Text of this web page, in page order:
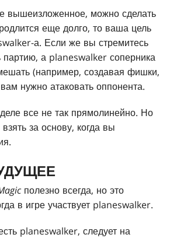
вышеизложенное, можно сделать
еще долго, то ваша цель
а. Если же вы стремитесь
партию, а planeswalker соперника
(например, создавая фишки,
нужно атаковать оппонента.
все не так прямолинейно. Но
за основу, когда вы
полезно всегда, но это
в игре участвует planeswalker.
planeswalker, следует на